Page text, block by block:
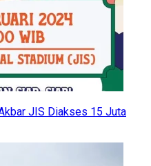
JIS Diakses 15 Juta